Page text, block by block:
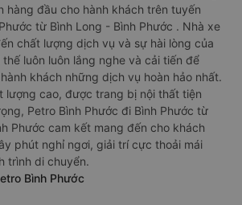
hàng đầu cho hành khách trên tuyến
từ Bình Long - Bình Phước . Nhà xe
chất lượng dịch vụ và sự hài lòng của
thế luôn luôn lắng nghe và cải tiến để
khách những dịch vụ hoàn hảo nhất.
lượng cao, được trang bị nội thất tiện
Petro Bình Phước đi Bình Phước từ
Phước cam kết mang đến cho khách
phút nghỉ ngơi, giải trí cực thoải mái
trình di chuyển.
Bình Phước